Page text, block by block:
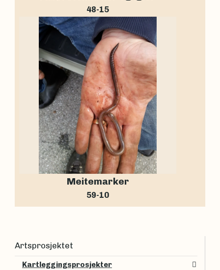
48-15
Meitemarker
59-10
Artsprosjektet
Kartleggingsprosjekter